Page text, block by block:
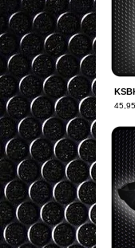
45,95